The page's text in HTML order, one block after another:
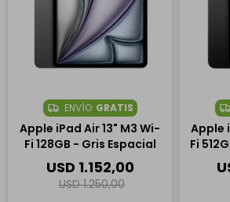
ENVÍO GRATIS
Apple iPad Air 13" M3 Wi-
Fi 128GB - Gris Espacial
USD 1.152,00
USD 1.250,00
Apple
Fi